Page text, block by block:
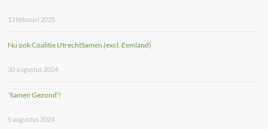
13 februari 2025
Nu ook Coalitie UtrechtSamen (excl. Eemland)
30 augustus 2024
‘Samen Gezond’!
5 augustus 2024